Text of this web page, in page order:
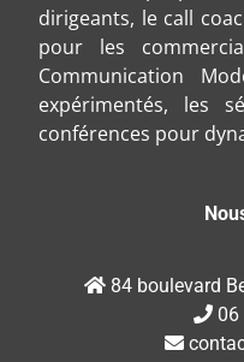
dirigeants, le call
pour les
Communication
expérimentés, les
conférences pour
84 boulevard
06